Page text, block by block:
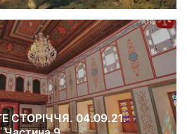
СТОРІЧЧЯ. 04.09.21.